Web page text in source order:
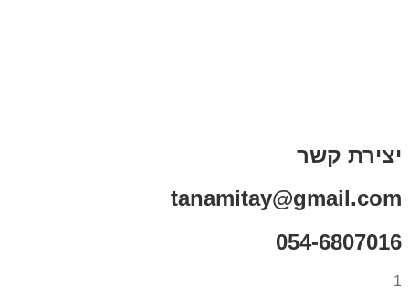
יצירת קשר
tanamitay@gmail.com
054-6807016
1